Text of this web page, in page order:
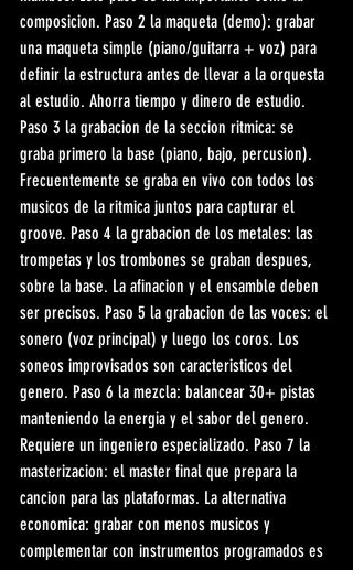
composicion. Paso 2 la maqueta (demo): grabar
una maqueta simple (piano/guitarra + voz) para
definir la estructura antes de llevar a la orquesta
al estudio. Ahorra tiempo y dinero de estudio.
Paso 3 la grabacion de la seccion ritmica: se
graba primero la base (piano, bajo, percusion).
Frecuentemente se graba en vivo con todos los
musicos de la ritmica juntos para capturar el
groove. Paso 4 la grabacion de los metales: las
trompetas y los trombones se graban despues,
sobre la base. La afinacion y el ensamble deben
ser precisos. Paso 5 la grabacion de las voces: el
sonero (voz principal) y luego los coros. Los
soneos improvisados son caracteristicos del
genero. Paso 6 la mezcla: balancear 30+ pistas
manteniendo la energia y el sabor del genero.
Requiere un ingeniero especializado. Paso 7 la
masterizacion: el master final que prepara la
cancion para las plataformas. La alternativa
economica: grabar con menos musicos y
complementar con instrumentos programados es